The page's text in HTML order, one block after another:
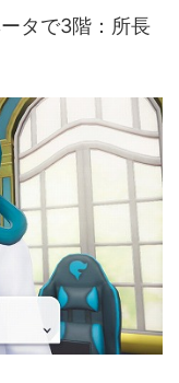
タで3階：所長